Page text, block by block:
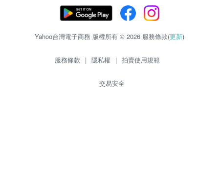
Yahoo台灣電子商務 版權所有 © 2026 服務條款(更新)
服務條款 | 隱私權 | 拍賣使用規範
交易安全